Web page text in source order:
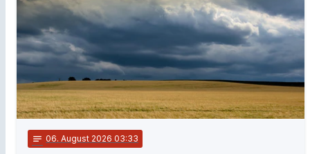
notes 06. August 2026 03:33